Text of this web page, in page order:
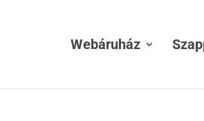
Webáruház